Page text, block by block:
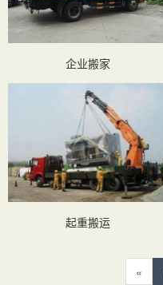
企业搬家
起重搬运
«